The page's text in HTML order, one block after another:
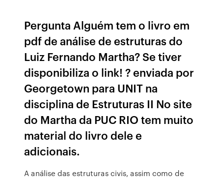
Pergunta Alguém tem o livro em
pdf de análise de estruturas do
Luiz Fernando Martha? Se tiver
disponibiliza o link! ? enviada por
Georgetown para UNIT na
disciplina de Estruturas II No site
do Martha da PUC RIO tem muito
material do livro dele e
adicionais.
A análise das estruturas civis, assim como de